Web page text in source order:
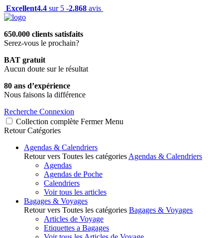
Excellent4.4 sur 5 -2.868 avis
650.000 clients satisfaits
Serez-vous le prochain?
BAT gratuit
Aucun doute sur le résultat
80 ans d’expérience
Nous faisons la différence
Recherche Connexion
Collection complète Fermer Menu
Retour Catégories
Agendas & Calendriers
Retour vers Toutes les catégories Agendas & Calendriers
Agendas
Agendas de Poche
Calendriers
Voir tous les articles
Bagages & Voyages
Retour vers Toutes les catégories Bagages & Voyages
Articles de Voyage
Etiquettes a Bagages